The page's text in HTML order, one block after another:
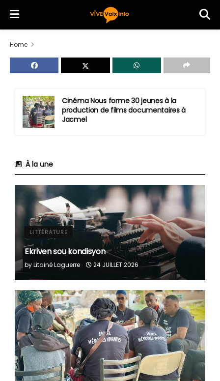
Home
Abécédaire de voyage
À la une
LITTÉRATURE
Ekriven sou kondisyon
byLitainé Laguerre 24 JUILLET 2026